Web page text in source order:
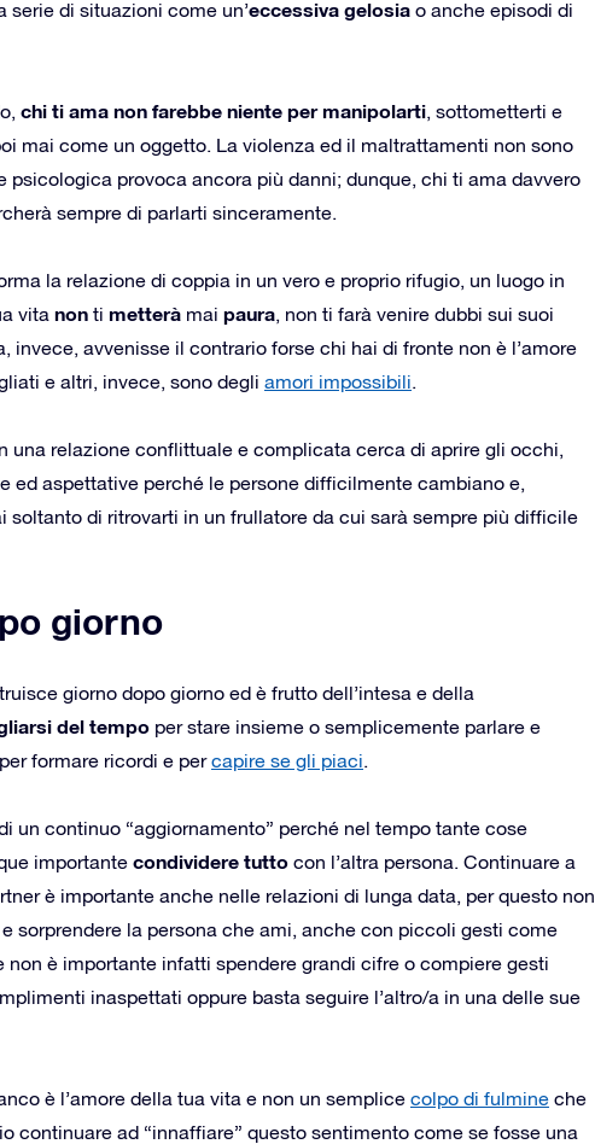
di situazioni come un’eccessiva gelosia o anche episodi di
chi ti ama non farebbe niente per manipolarti, sottometterti e
mai come un oggetto. La violenza ed il maltrattamenti non sono
provoca ancora più danni; dunque, chi ti ama davvero
sempre di parlarti sinceramente.
la relazione di coppia in un vero e proprio rifugio, un luogo in
vita non ti metterà mai paura, non ti farà venire dubbi sui suoi
invece, avvenisse il contrario forse chi hai di fronte non è l’amore
e altri, invece, sono degli amori impossibili.
una relazione conflittuale e complicata cerca di aprire gli occhi,
ed aspettative perché le persone difficilmente cambiano e,
soltanto di ritrovarti in un frullatore da cui sarà sempre più difficile
giorno
giorno dopo giorno ed è frutto dell’intesa e della
del tempo per stare insieme o semplicemente parlare e
formare ricordi e percapire se gli piaci.
un continuo “aggiornamento” perché nel tempo tante cose
importante condividere tutto con l’altra persona. Continuare a
è importante anche nelle relazioni di lunga data, per questo non
sorprendere la persona che ami, anche con piccoli gesti come
non è importante infatti spendere grandi cifre o compiere gesti
inaspettati oppure basta seguire l’altro/a in una delle sue
è l’amore della tua vita e non un semplice colpo di fulmine che
continuare ad “innaffiare” questo sentimento come se fosse una